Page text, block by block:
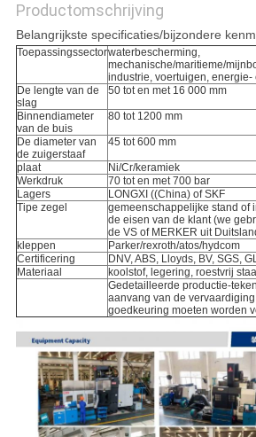
Productomschrijving
Belangrijkste specificaties/bijzondere
Toepassingssectorwaterbescherming,
mechanische/maritieme/
industrie, voertuigen, energie-
De lengte van de
slag
50 tot en met 16 000 mm
Binnendiameter
van de buis
80 tot 1200 mm
De diameter van
de zuigerstaaf
45 tot 600 mm
plaat
Ni/Cr/keramiek
Werkdruk
70 tot en met 700 bar
Lagers
LONGXI ((China) of SKF
Tipe zegel
gemeenschappelijke stand of
de eisen van de klant (we
de VS of MERKER uit
kleppen
Parker/rexroth/atos/hydcom
Certificering
DNV, ABS, Lloyds, BV, SGS,
Materiaal
koolstof, legering, roestvrij staal
Gedetailleerde productie-
aanvang van de
goedkeuring moeten worden